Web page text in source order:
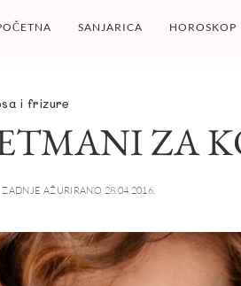
SANJARICA HOROSKOP
i frizure
ZA
ZADNJE AŽURIRANO 28.04.2016.